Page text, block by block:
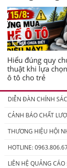
Hiểu đúng quy
thuật khi lựa
ô tô cho trẻ
DIỄN ĐÀN CHÍNH
CẢNH BÁO CHẤT
THƯƠNG HIỆU HỘI
HOTLINE:
LIÊN HỆ QUẢNG CÁO